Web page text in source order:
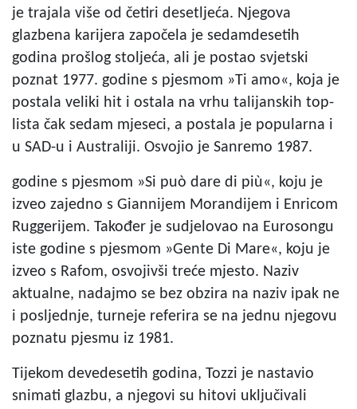
je trajala više od četiri desetljeća. Njegova
glazbena karijera započela je sedamdesetih
godina prošlog stoljeća, ali je postao svjetski
poznat 1977. godine s pjesmom »Ti amo«, koja je
postala veliki hit i ostala na vrhu talijanskih top-
lista čak sedam mjeseci, a postala je popularna i
u SAD-u i Australiji. Osvojio je Sanremo 1987.
godine s pjesmom »Si può dare di più«, koju je
izveo zajedno s Giannijem Morandijem i Enricom
Ruggerijem. Također je sudjelovao na Eurosongu
iste godine s pjesmom »Gente Di Mare«, koju je
izveo s Rafom, osvojivši treće mjesto. Naziv
aktualne, nadajmo se bez obzira na naziv ipak ne
i posljednje, turneje referira se na jednu njegovu
poznatu pjesmu iz 1981.
Tijekom devedesetih godina, Tozzi je nastavio
snimati glazbu, a njegovi su hitovi uključivali